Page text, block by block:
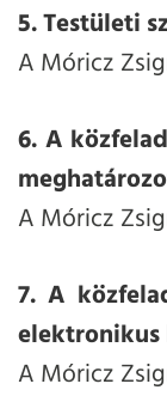
5. Testületi
A Móricz
6. A
A Móricz
7. A
elektronikus
A Móricz